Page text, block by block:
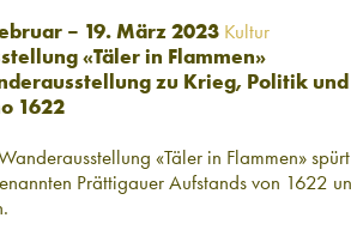
– 19. März 2023 Kultur
«Täler in Flammen»
zu Krieg, Politik
1622
«Täler in Flammen»
Prättigauer Aufstands von 1622